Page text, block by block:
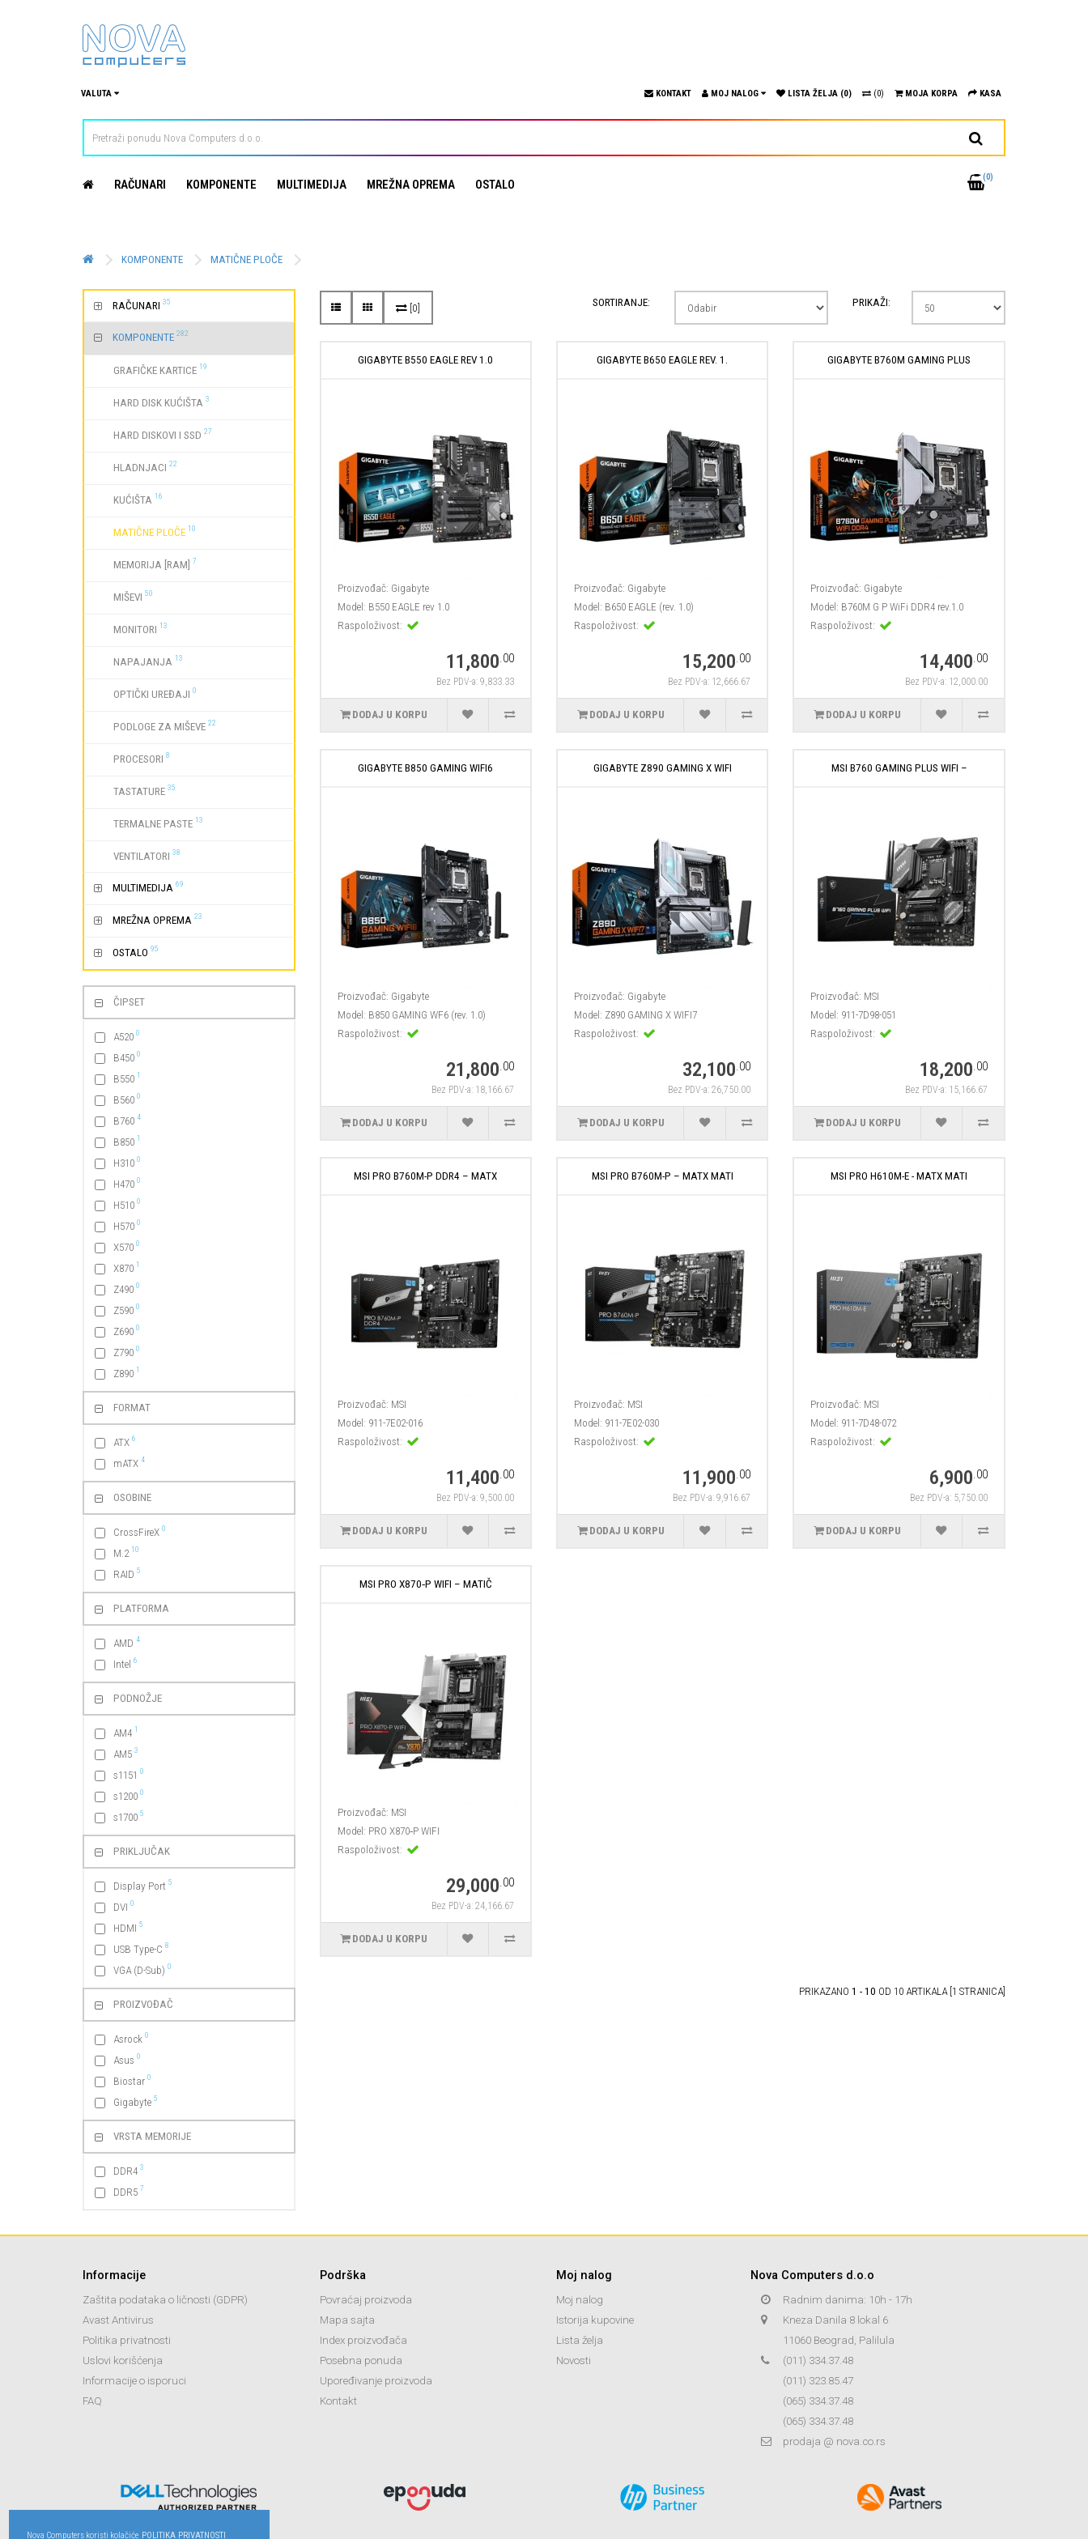
Nova Computers koristi kolačiće POLITIKA PRIVATNOSTI
VALUTA KONTAKT MOJ NALOG LISTA ŽELJA (0) (0) MOJA KORPA KASA
RAČUNARI KOMPONENTE MULTIMEDIJA MREŽNA OPREMA OSTALO
(0)
KOMPONENTE MATIČNE PLOČE
RAČUNARI 35
KOMPONENTE 282
GRAFIČKE KARTICE 19
HARD DISK KUĆIŠTA 3
HARD DISKOVI I SSD 27
HLADNJACI 22
KUĆIŠTA 16
MATIČNE PLOČE 10
MEMORIJA [RAM] 7
MIŠEVI 50
MONITORI 13
NAPAJANJA 13
OPTIČKI UREĐAJI 0
PODLOGE ZA MIŠEVE 22
PROCESORI 8
TASTATURE 35
TERMALNE PASTE 13
VENTILATORI 38
MULTIMEDIJA 69
MREŽNA OPREMA 23
OSTALO 95
ČIPSET
A520 0
B450 0
B550 1
B560 0
B760 4
B850 1
H310 0
H470 0
H510 0
H570 0
X570 0
X870 1
Z490 0
Z590 0
Z690 0
Z790 0
Z890 1
FORMAT
ATX 6
mATX 4
OSOBINE
CrossFireX 0
M.2 10
RAID 5
PLATFORMA
AMD 4
Intel 6
PODNOŽJE
AM4 1
AM5 3
s1151 0
s1200 0
s1700 5
PRIKLJUČAK
Display Port 5
DVI 0
HDMI 5
USB Type-C 8
VGA (D-Sub) 0
PROIZVOĐAČ
Asrock 0
Asus 0
Biostar 0
Gigabyte 5
VRSTA MEMORIJE
DDR4 3
DDR5 7
[0] SORTIRANJE: PRIKAŽI:
GIGABYTE B550 EAGLE REV 1.0
Proizvođač: Gigabyte
Model: B550 EAGLE rev 1.0
Raspoloživost:
11,800.00
Bez PDV-a: 9,833.33
DODAJ U KORPU
GIGABYTE B650 EAGLE REV. 1.
Proizvođač: Gigabyte
Model: B650 EAGLE (rev. 1.0)
Raspoloživost:
15,200.00
Bez PDV-a: 12,666.67
DODAJ U KORPU
GIGABYTE B760M GAMING PLUS
Proizvođač: Gigabyte
Model: B760M G P WiFi DDR4 rev.1.0
Raspoloživost:
14,400.00
Bez PDV-a: 12,000.00
DODAJ U KORPU
GIGABYTE B850 GAMING WIFI6
Proizvođač: Gigabyte
Model: B850 GAMING WF6 (rev. 1.0)
Raspoloživost:
21,800.00
Bez PDV-a: 18,166.67
DODAJ U KORPU
GIGABYTE Z890 GAMING X WIFI
Proizvođač: Gigabyte
Model: Z890 GAMING X WIFI7
Raspoloživost:
32,100.00
Bez PDV-a: 26,750.00
DODAJ U KORPU
MSI B760 GAMING PLUS WIFI –
Proizvođač: MSI
Model: 911-7D98-051
Raspoloživost:
18,200.00
Bez PDV-a: 15,166.67
DODAJ U KORPU
MSI PRO B760M-P DDR4 – MATX
Proizvođač: MSI
Model: 911-7E02-016
Raspoloživost:
11,400.00
Bez PDV-a: 9,500.00
DODAJ U KORPU
MSI PRO B760M-P – MATX MATI
Proizvođač: MSI
Model: 911-7E02-030
Raspoloživost:
11,900.00
Bez PDV-a: 9,916.67
DODAJ U KORPU
MSI PRO H610M-E - MATX MATI
Proizvođač: MSI
Model: 911-7D48-072
Raspoloživost:
6,900.00
Bez PDV-a: 5,750.00
DODAJ U KORPU
MSI PRO X870‑P WIFI – MATIČ
Proizvođač: MSI
Model: PRO X870‑P WIFI
Raspoloživost:
29,000.00
Bez PDV-a: 24,166.67
DODAJ U KORPU
PRIKAZANO 1 - 10 OD 10 ARTIKALA [1 STRANICA]
Informacije
Zaštita podataka o ličnosti (GDPR)
Avast Antivirus
Politika privatnosti
Uslovi korišćenja
Informacije o isporuci
FAQ
Podrška
Povraćaj proizvoda
Mapa sajta
Index proizvođača
Posebna ponuda
Upoređivanje proizvoda
Kontakt
Moj nalog
Moj nalog
Istorija kupovine
Lista želja
Novosti
Nova Computers d.o.o
Radnim danima: 10h - 17h
Kneza Danila 8 lokal 6
11060 Beograd, Palilula
(011) 334.37.48
(011) 323.85.47
(065) 334.37.48
(065) 334.37.48
prodaja @ nova.co.rs